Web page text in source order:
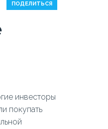
ПОДЕЛИТЬСЯ
инвесторы
покупать